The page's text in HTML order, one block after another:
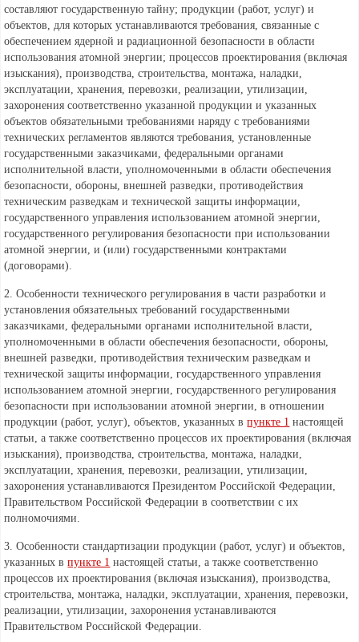
составляют государственную тайну; продукции (работ, услуг) и
объектов, для которых устанавливаются требования, связанные с
обеспечением ядерной и радиационной безопасности в области
использования атомной энергии; процессов проектирования (включая
изыскания), производства, строительства, монтажа, наладки,
эксплуатации, хранения, перевозки, реализации, утилизации,
захоронения соответственно указанной продукции и указанных
объектов обязательными требованиями наряду с требованиями
технических регламентов являются требования, установленные
государственными заказчиками, федеральными органами
исполнительной власти, уполномоченными в области обеспечения
безопасности, обороны, внешней разведки, противодействия
техническим разведкам и технической защиты информации,
государственного управления использованием атомной энергии,
государственного регулирования безопасности при использовании
атомной энергии, и (или) государственными контрактами
(договорами).
2. Особенности технического регулирования в части разработки и
установления обязательных требований государственными
заказчиками, федеральными органами исполнительной власти,
уполномоченными в области обеспечения безопасности, обороны,
внешней разведки, противодействия техническим разведкам и
технической защиты информации, государственного управления
использованием атомной энергии, государственного регулирования
безопасности при использовании атомной энергии, в отношении
продукции (работ, услуг), объектов, указанных впункте 1 настоящей
статьи, а также соответственно процессов их проектирования (включая
изыскания), производства, строительства, монтажа, наладки,
эксплуатации, хранения, перевозки, реализации, утилизации,
захоронения устанавливаются Президентом Российской Федерации,
Правительством Российской Федерации в соответствии с их
полномочиями.
3. Особенности стандартизации продукции (работ, услуг) и объектов,
указанных впункте 1 настоящей статьи, а также соответственно
процессов их проектирования (включая изыскания), производства,
строительства, монтажа, наладки, эксплуатации, хранения, перевозки,
реализации, утилизации, захоронения устанавливаются
Правительством Российской Федерации.